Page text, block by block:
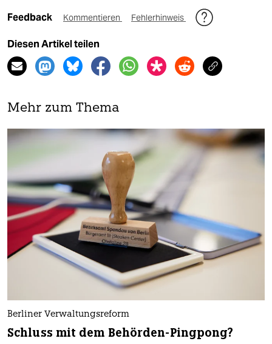
Feedback Kommentieren Fehlerhinweis
Diesen Artikel teilen
Mehr zum Thema
Berliner Verwaltungsreform
Schluss mit dem Behörden-Pingpong?